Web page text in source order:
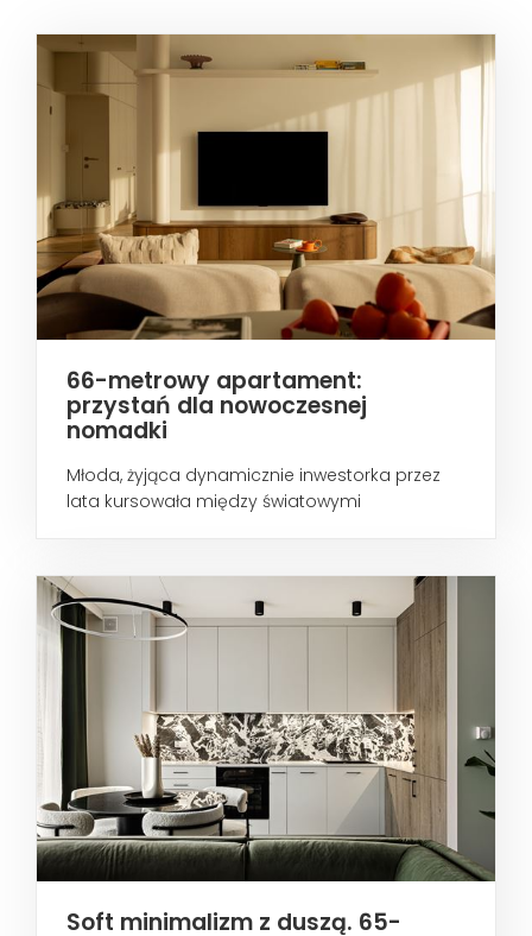
66-metrowy apartament:
przystań dla nowoczesnej
nomadki
Młoda, żyjąca dynamicznie inwestorka przez
lata kursowała między światowymi
Soft minimalizm z duszą. 65-